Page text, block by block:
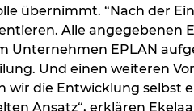
übernimmt. “Nach der
Alle angegebenen
EPLAN
Und einen weiteren
die Entwicklung selbst
Ansatz“, erklären